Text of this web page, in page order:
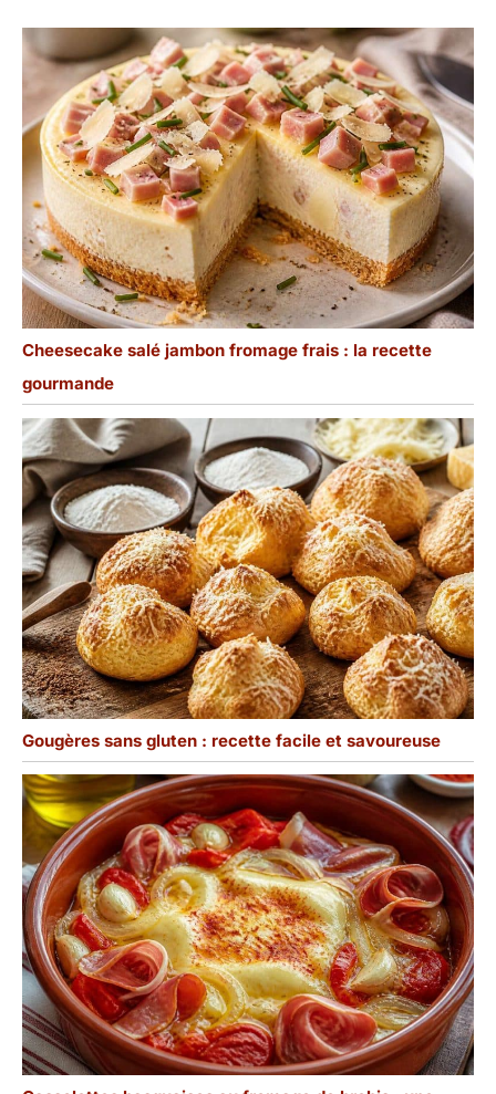
fondue ou de viande
grillée. Tous les aliments,
qu'il s'agisse de viande,
de légumes, de salades
ou de pâtisseries,
tiennent fermement sans
glisser.
Cheesecake salé jambon fromage frais : la recette
gourmande
Gougères sans gluten : recette facile et savoureuse